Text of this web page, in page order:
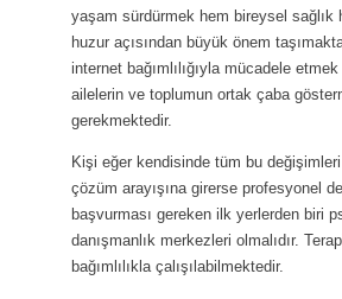
yaşam sürdürmek hem bireysel sağlık
huzur açısından büyük önem
internet bağımlılığıyla mücadele
ailelerin ve toplumun ortak çaba
gerekmektedir.
Kişi eğer kendisinde tüm bu
çözüm arayışına girerse profesyonel
başvurması gereken ilk yerlerden biri
danışmanlık merkezleri olmalıdır.
bağımlılıkla çalışılabilmektedir.